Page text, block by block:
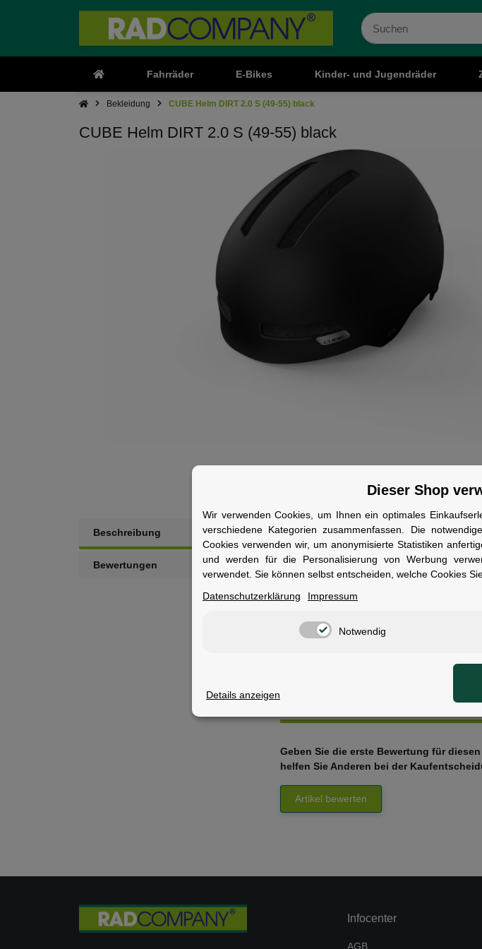
Fahrräder E-Bikes Kinder- und Jugendräder
Bekleidung CUBE Helm DIRT 2.0 S (49-55) black
CUBE Helm DIRT 2.0 S (49-55) black
Beschreibung
Bewertungen
Beschreibung
Wenn es mal wieder ungemütlich zugeht,
Konstruktion prädestiniert ihn für den Alltag
Helm so vielseitig wie deine Tricks.
Geben Sie die erste Bewertung für
helfen Sie Anderen bei der
Artikel bewerten
Infocenter
AGB
Dieser Shop
Wir verwenden Cookies, um Ihnen ein optimales
verschiedene Kategorien zusammenfassen. Die
Cookies verwenden wir, um anonymisierte Statistiken
und werden für die Personalisierung von Werbung
verwendet. Sie können selbst entscheiden, welche Cookies
Datenschutzerklärung
Impressum
Notwendig
Details anzeigen